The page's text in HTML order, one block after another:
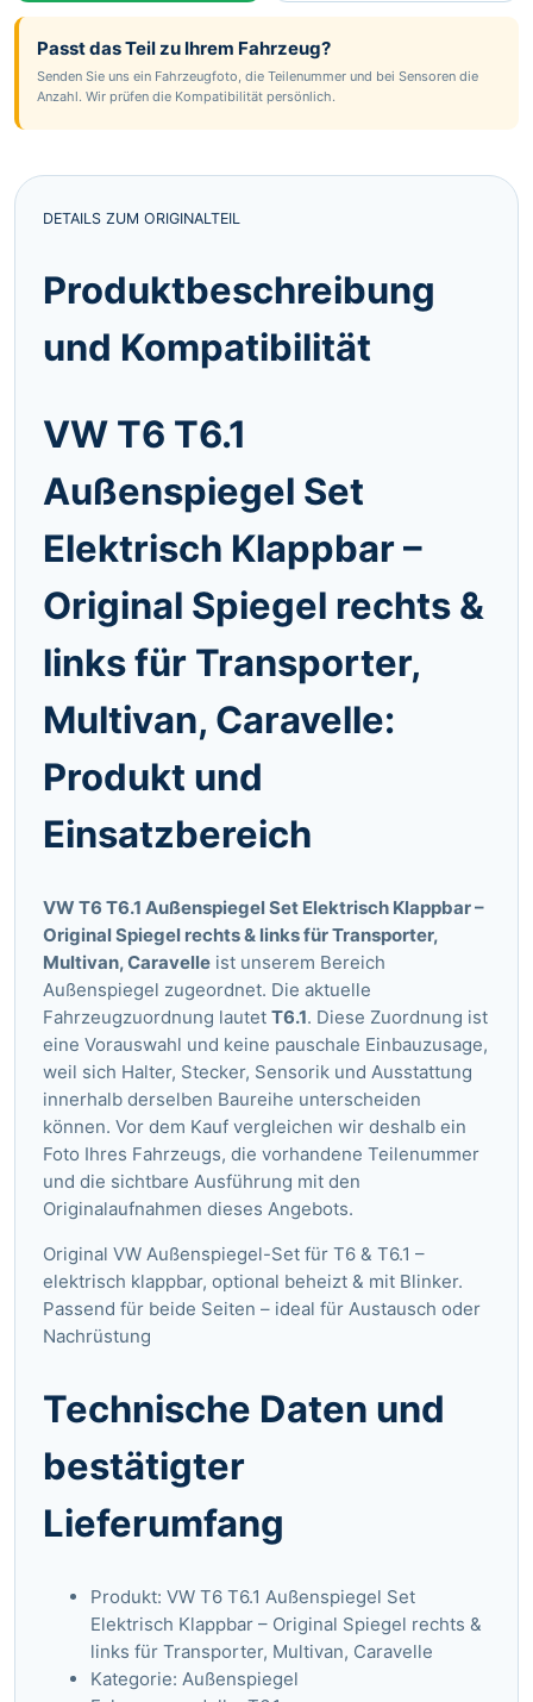
Passt das Teil zu Ihrem Fahrzeug?
Senden Sie uns ein Fahrzeugfoto, die Teilenummer und bei Sensoren die
Anzahl. Wir prüfen die Kompatibilität persönlich.
DETAILS ZUM ORIGINALTEIL
Produktbeschreibung
und Kompatibilität
VW T6 T6.1
Außenspiegel Set
Elektrisch Klappbar –
Original Spiegel rechts &
links für Transporter,
Multivan, Caravelle:
Produkt und
Einsatzbereich
VW T6 T6.1 Außenspiegel Set Elektrisch Klappbar –
Original Spiegel rechts & links für Transporter,
Multivan, Caravelle ist unserem Bereich
Außenspiegel zugeordnet. Die aktuelle
Fahrzeugzuordnung lautet T6.1. Diese Zuordnung ist
eine Vorauswahl und keine pauschale Einbauzusage,
weil sich Halter, Stecker, Sensorik und Ausstattung
innerhalb derselben Baureihe unterscheiden
können. Vor dem Kauf vergleichen wir deshalb ein
Foto Ihres Fahrzeugs, die vorhandene Teilenummer
und die sichtbare Ausführung mit den
Originalaufnahmen dieses Angebots.
Original VW Außenspiegel-Set für T6 & T6.1 –
elektrisch klappbar, optional beheizt & mit Blinker.
Passend für beide Seiten – ideal für Austausch oder
Nachrüstung
Technische Daten und
bestätigter
Lieferumfang
Produkt: VW T6 T6.1 Außenspiegel Set
Elektrisch Klappbar – Original Spiegel rechts &
links für Transporter, Multivan, Caravelle
Kategorie: Außenspiegel